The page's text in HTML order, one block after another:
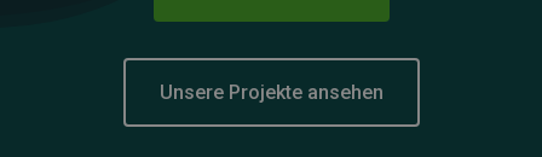
Unsere Projekte ansehen